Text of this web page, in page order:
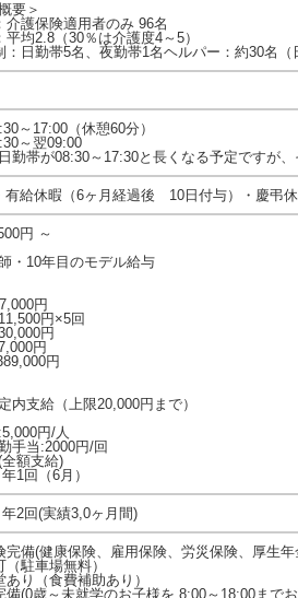
要＞
介護保険適用者のみ 96名
均2.8（30％は介護度4～5）
：日勤帯5名、夜勤帯1名ヘルパー：約30名（
～17:00（休憩60分）
～翌09:00
勤帯が08:30～17:30と長くなる予定ですが、
有給休暇（6ヶ月経過後 10日付与）・慶弔
円 ～
・10年目のモデル給与
円
円×5回
円
円
円
内支給（上限20,000円まで）
円/人
手当:2000円/回
額支給)
1回（6月）
2回(実績3,0ヶ月間)
完備(健康保険、雇用保険、労災保険、厚生年
駐車場無料）
り（食費補助あり）
備(0歳～未就学のお子様を 8:00～18:00までお